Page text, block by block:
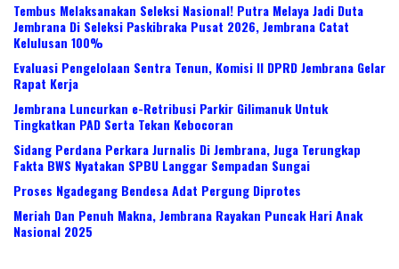
Tembus Melaksanakan Seleksi Nasional! Putra Melaya Jadi Duta
Jembrana Di Seleksi Paskibraka Pusat 2026, Jembrana Catat
Kelulusan 100%
Evaluasi Pengelolaan Sentra Tenun, Komisi II DPRD Jembrana Gelar
Rapat Kerja
Jembrana Luncurkan e-Retribusi Parkir Gilimanuk Untuk
Tingkatkan PAD Serta Tekan Kebocoran
Sidang Perdana Perkara Jurnalis Di Jembrana, Juga Terungkap
Fakta BWS Nyatakan SPBU Langgar Sempadan Sungai
Proses Ngadegang Bendesa Adat Pergung Diprotes
Meriah Dan Penuh Makna, Jembrana Rayakan Puncak Hari Anak
Nasional 2025